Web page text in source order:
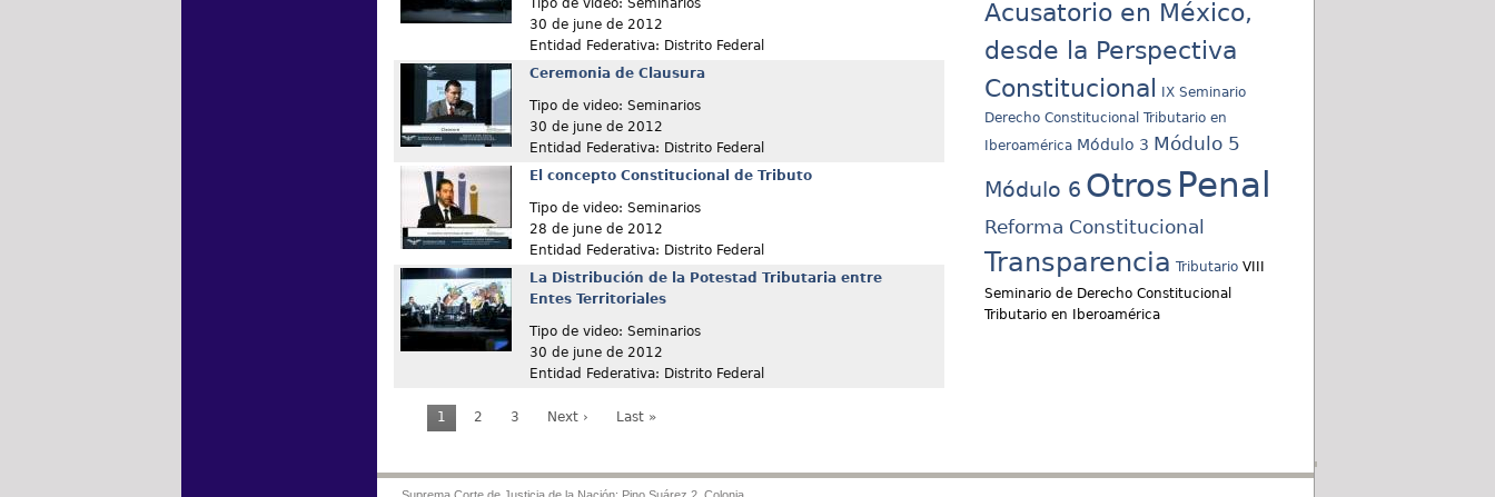
Tipo de video: Seminarios
30 de june de 2012
Entidad Federativa: Distrito Federal
Ceremonia de Clausura
Tipo de video: Seminarios
30 de june de 2012
Entidad Federativa: Distrito Federal
El concepto Constitucional de Tributo
Tipo de video: Seminarios
28 de june de 2012
Entidad Federativa: Distrito Federal
La Distribución de la Potestad Tributaria entre
Entes Territoriales
Tipo de video: Seminarios
30 de june de 2012
Entidad Federativa: Distrito Federal
1 2 3 Next › Last »
Acusatorio en México,
desde la Perspectiva
Constitucional
IX Seminario
Derecho Constitucional Tributario en
Iberoamérica Módulo 3 Módulo 5
Módulo 6 Otros Penal
Reforma Constitucional
Transparencia Tributario VIII
Seminario de Derecho Constitucional
Tributario en Iberoamérica